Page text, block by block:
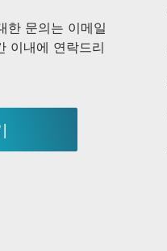
한 문의는 이메일
이내에 연락드리